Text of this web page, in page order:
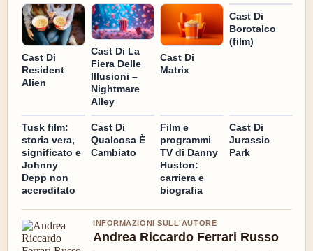
Cast Di
Resident
Alien
Cast Di La
Fiera Delle
Illusioni –
Nightmare
Alley
Cast Di
Matrix
Cast Di
Borotalco
(film)
Tusk film:
storia vera,
significato e
Johnny
Depp non
accreditato
Cast Di
Qualcosa È
Cambiato
Film e
programmi
TV di Danny
Huston:
carriera e
biografia
Cast Di
Jurassic
Park
INFORMAZIONI SULL'AUTORE
Andrea Riccardo Ferrari Russo